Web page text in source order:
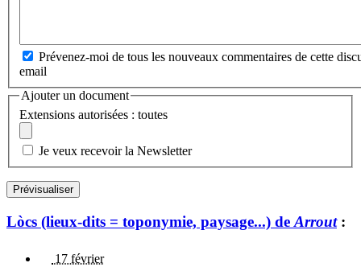
Prévenez-moi de tous les nouveaux commentaires de cette
email
Ajouter un document
Extensions autorisées : toutes
Je veux recevoir la Newsletter
Lòcs (lieux-dits = toponymie, paysage...) de Arrout:
17 février